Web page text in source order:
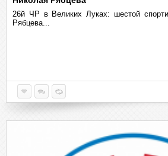
26й ЧР в Великих Луках: шестой
Рябцева...